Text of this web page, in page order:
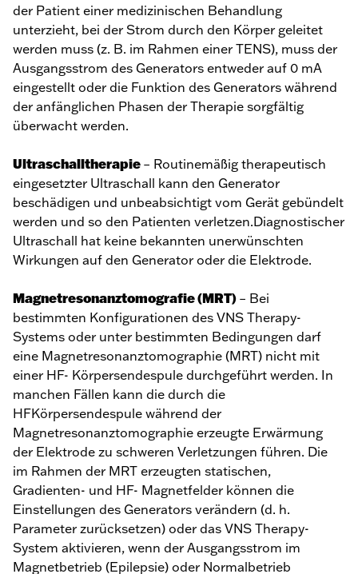
der Patient einer medizinischen Behandlung
unterzieht, bei der Strom durch den Körper geleitet
werden muss (z. B. im Rahmen einer TENS), muss der
Ausgangsstrom des Generators entweder auf 0 mA
eingestellt oder die Funktion des Generators während
der anfänglichen Phasen der Therapie sorgfältig
überwacht werden.
Ultraschalltherapie – Routinemäßig therapeutisch
eingesetzter Ultraschall kann den Generator
beschädigen und unbeabsichtigt vom Gerät gebündelt
werden und so den Patienten verletzen.Diagnostischer
Ultraschall hat keine bekannten unerwünschten
Wirkungen auf den Generator oder die Elektrode.
Magnetresonanztomografie (MRT) – Bei
bestimmten Konfigurationen des VNS Therapy-
Systems oder unter bestimmten Bedingungen darf
eine Magnetresonanztomographie (MRT) nicht mit
einer HF- Körpersendespule durchgeführt werden. In
manchen Fällen kann die durch die
HFKörpersendespule während der
Magnetresonanztomographie erzeugte Erwärmung
der Elektrode zu schweren Verletzungen führen. Die
im Rahmen der MRT erzeugten statischen,
Gradienten- und HF- Magnetfelder können die
Einstellungen des Generators verändern (d. h.
Parameter zurücksetzen) oder das VNS Therapy-
System aktivieren, wenn der Ausgangsstrom im
Magnetbetrieb (Epilepsie) oder Normalbetrieb